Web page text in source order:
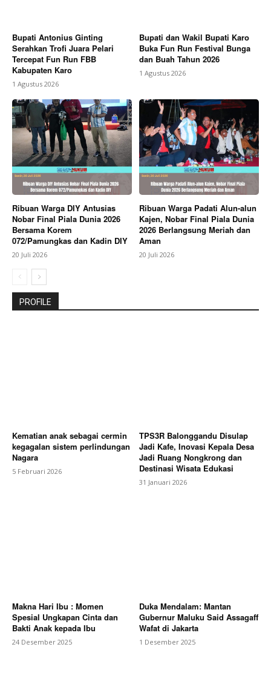
Bupati Antonius Ginting
Serahkan Trofi Juara Pelari
Tercepat Fun Run FBB
Kabupaten Karo
1 Agustus 2026
Bupati dan Wakil Bupati Karo
Buka Fun Run Festival Bunga
dan Buah Tahun 2026
1 Agustus 2026
Ribuan Warga DIY Antusias
Nobar Final Piala Dunia 2026
Bersama Korem
072/Pamungkas dan Kadin DIY
20 Juli 2026
Ribuan Warga Padati Alun-alun
Kajen, Nobar Final Piala Dunia
2026 Berlangsung Meriah dan
Aman
20 Juli 2026
PROFILE
Kematian anak sebagai cermin
kegagalan sistem perlindungan
Nagara
5 Februari 2026
TPS3R Balonggandu Disulap
Jadi Kafe, Inovasi Kepala Desa
Jadi Ruang Nongkrong dan
Destinasi Wisata Edukasi
31 Januari 2026
Makna Hari Ibu : Momen
Spesial Ungkapan Cinta dan
Bakti Anak kepada Ibu
24 Desember 2025
Duka Mendalam: Mantan
Gubernur Maluku Said Assagaff
Wafat di Jakarta
1 Desember 2025